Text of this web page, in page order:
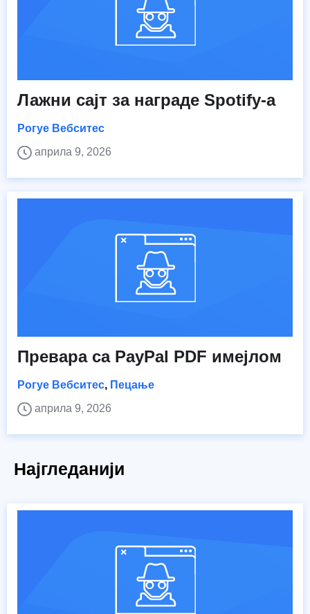
Лажни сајт за награде Spotify-а
Рогуе Вебситес
априла 9, 2026
Превара са PayPal PDF имејлом
Рогуе Вебситес, Пецање
априла 9, 2026
Најгледанији